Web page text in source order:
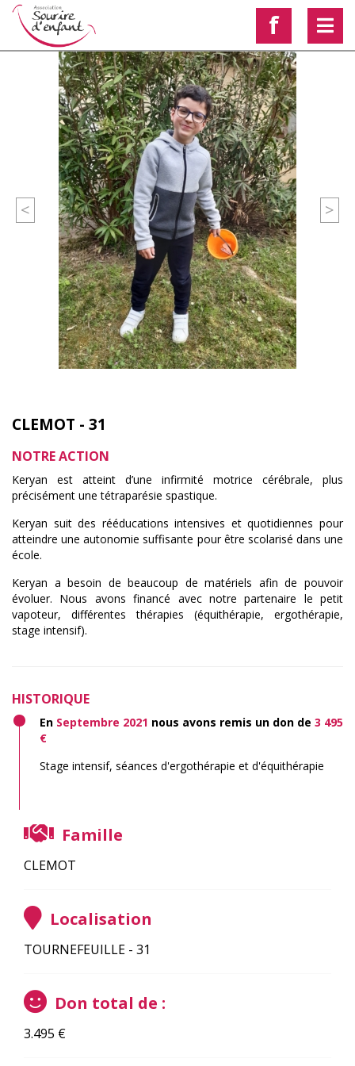
f
< >
CLEMOT - 31
NOTRE ACTION
Keryan est atteint d’une infirmité motrice cérébrale, plus
précisément une tétraparésie spastique.
Keryan suit des rééducations intensives et quotidiennes pour
atteindre une autonomie suffisante pour être scolarisé dans une
école.
Keryan a besoin de beaucoup de matériels afin de pouvoir
évoluer. Nous avons financé avec notre partenaire le petit
vapoteur, différentes thérapies (équithérapie, ergothérapie,
stage intensif).
HISTORIQUE
En Septembre 2021 nous avons remis un don de 3 495
€
Stage intensif, séances d'ergothérapie et d'équithérapie
Famille
CLEMOT
Localisation
TOURNEFEUILLE - 31
Don total de :
3.495 €